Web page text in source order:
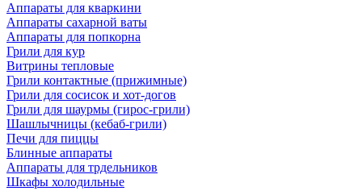
Аппараты для кваркини
Аппараты сахарной ваты
Аппараты для попкорна
Грили для кур
Витрины тепловые
Грили контактные (прижимные)
Грили для сосисок и хот-догов
Грили для шаурмы (гирос-грили)
Шашлычницы (кебаб-грили)
Печи для пиццы
Блинные аппараты
Аппараты для трдельников
Шкафы холодильные